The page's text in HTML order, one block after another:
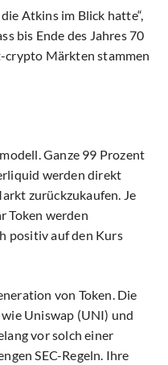
Atkins im Blick hatte“,
bis Ende des Jahres 70
crypto Märkten stammen
Ganze 99 Prozent
werden direkt
zurückzukaufen. Je
Token werden
positiv auf den Kurs
von Token. Die
Uniswap (UNI) und
vor solch einer
SEC-Regeln. Ihre